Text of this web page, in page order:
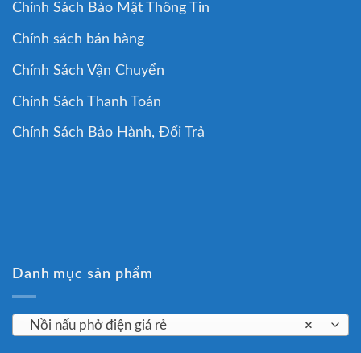
Chính Sách Bảo Mật Thông Tin
Chính sách bán hàng
Chính Sách Vận Chuyển
Chính Sách Thanh Toán
Chính Sách Bảo Hành, Đổi Trả
Danh mục sản phẩm
×
Nồi nấu phở điện giá rẻ